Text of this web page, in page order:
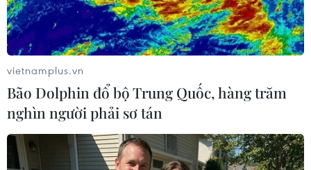
TIN LIÊN QUAN
vietnamplus.vn
Bão Dolphin đổ bộ Trung Quốc, hàng trăm
nghìn người phải sơ tán